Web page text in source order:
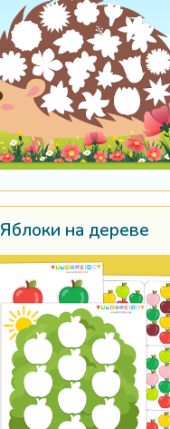
Яблоки на дереве